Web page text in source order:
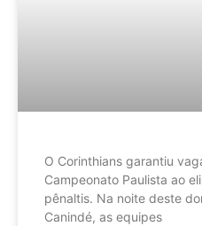
O Corinthians garantiu
Campeonato Paulista ao
pênaltis. Na noite deste
Canindé, as equipes